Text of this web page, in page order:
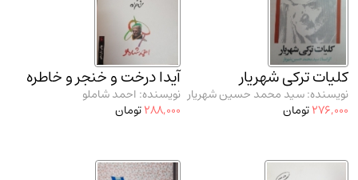
مدرسان شریف و انتشارت ارشد کتاب‌های..
دانشگاه پیامـ نور
کلیات ترکی شهریار
نویسنده: سید محمد حسین شهریار
276,000تومان
آیدا درخت و خنجر و خاطره
نویسنده: احمد شاملو
288,000تومان